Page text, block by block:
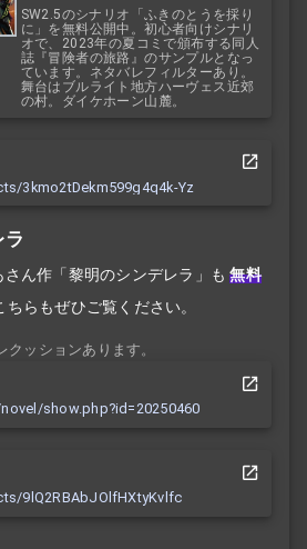
集『冒険者の旅路』
SW2.5のシナリオ「ふきのとうを採り
に」を無料公開中。初心者向けシナリ
オで、2023年の夏コミで頒布する同人
誌『冒険者の旅路』のサンプルとなっ
ています。ネタバレフィルターあり。
舞台はブルライト地方ハーヴェス近郊
の村。ダイケホーン山麓。
3kmo2tDekm599g4q4k-Yz
ん作「黎明のシンデレラ」も 無料
らもぜひご覧ください。
クッションあります。
show.php?id=20250460
9lQ2RBAbJOlfHXtyKvlfc